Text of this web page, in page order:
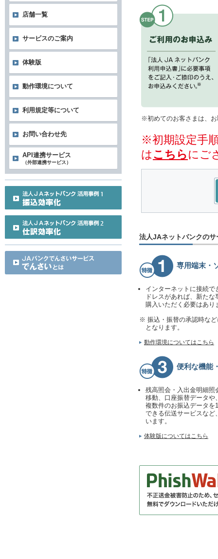
※初めてのお客さまは、
※初期設定手
はこちらにご
法人JAネットバンクの
専用端末・
インターネットに接続
ドレスがあれば、新た
購入いただく必要はあり
※ 振込・振替の承認時な
となります。
動作環境についてはこちら
便利な機能
残高照会・入出金明細照
移動、口座振替データや
複数件のお振込データを
できる伝送サービスなど
います。
体験版についてはこちら
店舗一覧
サービスのご案内
体験版
動作環境について
利用規定等について
お問い合わせ先
API連携サービス
（外部連携サービス）